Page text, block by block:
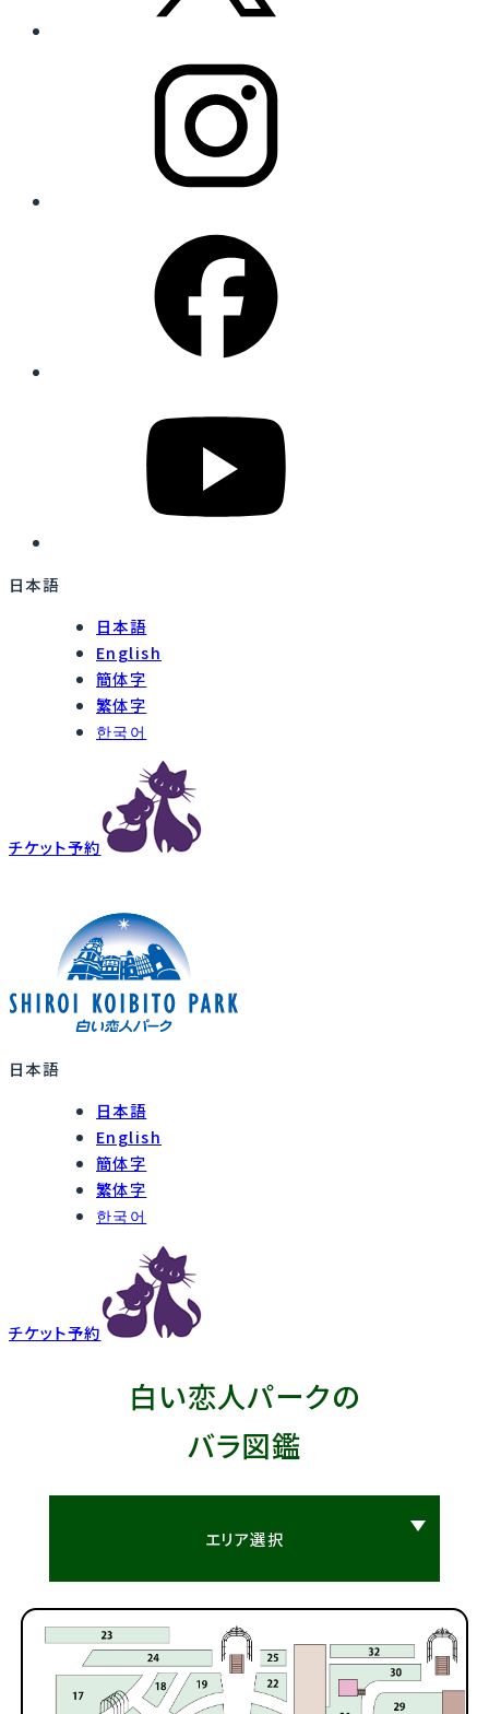
日本語
日本語
English
簡体字
繁体字
한국어
チケット予約
日本語
日本語
English
簡体字
繁体字
한국어
チケット予約
白い恋人パークの
バラ図鑑
エリア選択